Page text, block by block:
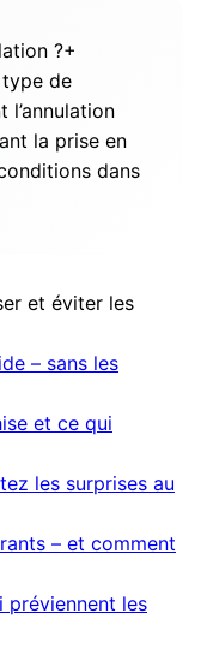
?+
de
l’annulation
la prise en
dans
et éviter les
– sans les
et ce qui
les surprises au
– et comment
préviennent les